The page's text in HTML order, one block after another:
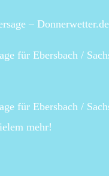
– Donnerwetter.de
für Ebersbach /
für Ebersbach /
mehr!